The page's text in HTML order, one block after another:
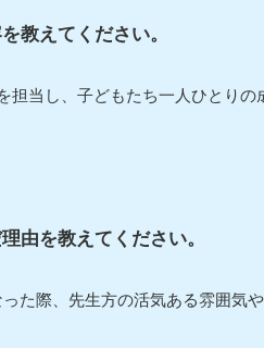
教えてください。
担当し、子どもたち一人ひとり
由を教えてください。
た際、先生方の活気ある雰囲気